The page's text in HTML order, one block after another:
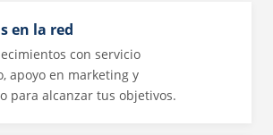
en la red
con servicio
apoyo en marketing y
para alcanzar tus objetivos.